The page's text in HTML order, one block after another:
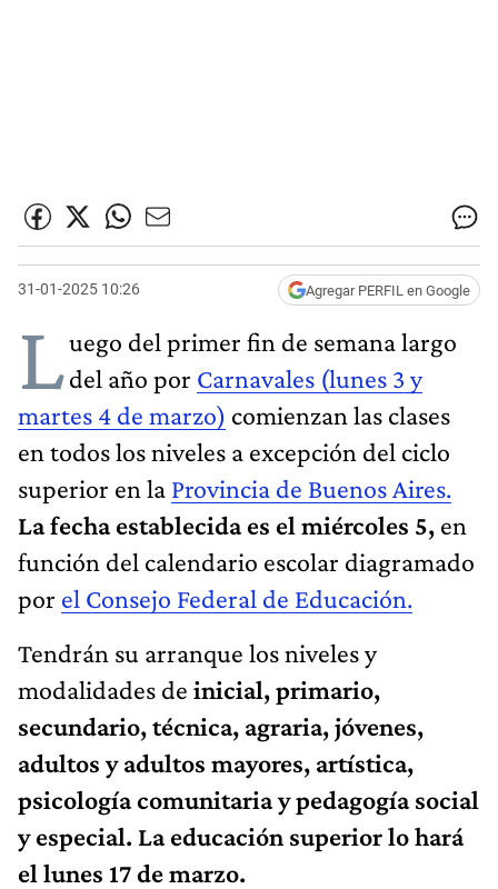
31-01-2025 10:26 Agregar PERFIL en Google
Luego del primer fin de semana largo
del año por Carnavales (lunes 3 y
martes 4 de marzo) comienzan las clases
en todos los niveles a excepción del ciclo
superior en la Provincia de Buenos Aires.
La fecha establecida es el miércoles 5, en
función del calendario escolar diagramado
por el Consejo Federal de Educación.
Tendrán su arranque los niveles y
modalidades de inicial, primario,
secundario, técnica, agraria, jóvenes,
adultos y adultos mayores, artística,
psicología comunitaria y pedagogía social
y especial. La educación superior lo hará
el lunes 17 de marzo.